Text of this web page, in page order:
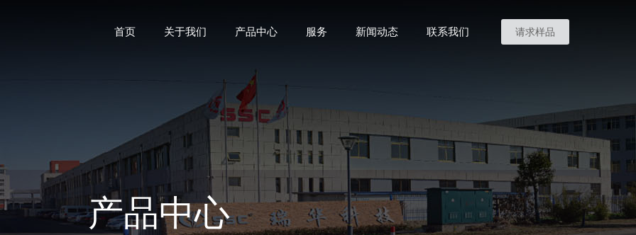
首页 关于我们 产品中心 服务 新闻动态 联系我们 请求样品
产品中心